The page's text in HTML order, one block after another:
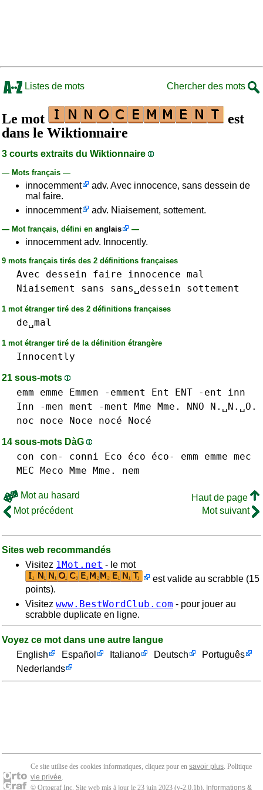
Listes de mots Chercher des mots
Le mot
est
dans le Wiktionnaire
3 courts extraits du Wiktionnaire
— Mots français —
innocemment
adv. Avec innocence, sans dessein de
mal faire.
innocemment
adv. Niaisement, sottement.
— Mot français, défini en anglais —
innocemment adv. Innocently.
9 mots français tirés des 2 définitions françaises
Avec dessein faire innocence mal
Niaisement
sans sans␣dessein sottement
1 mot étranger tiré des 2 définitions françaises
de␣mal
1 mot étranger tiré de la définition étrangère
Innocently
21 sous-mots
emm emme Emmen -emment Ent ENT -ent
inn
Inn
-men ment -ment Mme Mme.
NNO N.␣N.␣O.
noc
noce Noce nocé Nocé
14 sous-mots DàG
con con- conni Eco éco éco- emm emme mec
MEC Meco Mme Mme. nem
Mot au hasard
Haut de page
Mot précédent
Mot suivant
Sites web recommandés
Visitez 1Mot.net - le mot
est valide au scrabble (15
points).
Visitez www.BestWordClub.com - pour jouer au
scrabble duplicate en ligne.
Voyez ce mot dans une autre langue
English
Español Italiano Deutsch
Português
Nederlands
Ce site utilise des cookies informatiques, cliquez pour en savoir plus. Politique
vie privée.
© Ortograf Inc. Site web mis à jour le 23 juin 2023 (v-2.0.1b). Informations &